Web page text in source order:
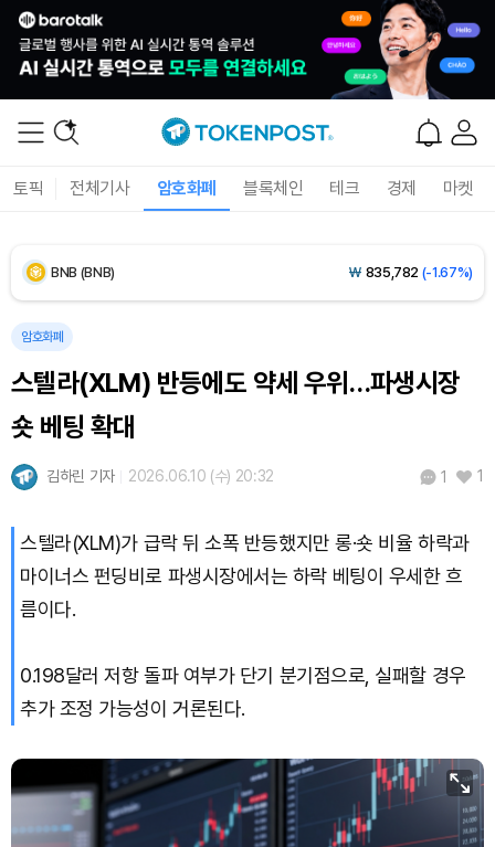
토픽 전체기사 암호화폐 블록체인 테크 경제 마켓
Dogecoin (DOGE) 98.34(-1.42%)
BNB (BNB) ₩ 835,782 (-1.67%)
USDC (USDC)
XRP (XRP) ₩ 1,451(-3.12%)
Solana (SOL)
Hyperliquid (HYPE) ₩78,906 (-2.09%)
Dogecoin (DOGE)
암호화폐
스텔라(XLM) 반등에도 약세 우위…파생시장
숏 베팅 확대
김하린 기자 2026.06.10 (수) 20:32 1 1
스텔라(XLM)가 급락 뒤 소폭 반등했지만 롱·숏 비율 하락과
마이너스 펀딩비로 파생시장에서는 하락 베팅이 우세한 흐
름이다.
0.198달러 저항 돌파 여부가 단기 분기점으로, 실패할 경우
추가 조정 가능성이 거론된다.